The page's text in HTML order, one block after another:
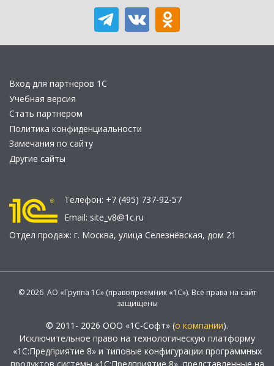
Вход для партнеров 1С
Учебная версия
Стать партнером
Политика конфиденциальности
Замечания по сайту
Другие сайты
Телефон: +7 (495) 737-92-57
Email: site_v8@1c.ru
Отдел продаж: г. Москва, улица Селезнёвская, дом 21
© 2026 АО «Группа 1С» (правопреемник «1С»). Все права на сайт
защищены
© 2011- 2026 ООО «1С-Софт» (о компании).
Исключительное право на технологическую платформу
«1С:Предприятие 8» и типовые конфигурации программных